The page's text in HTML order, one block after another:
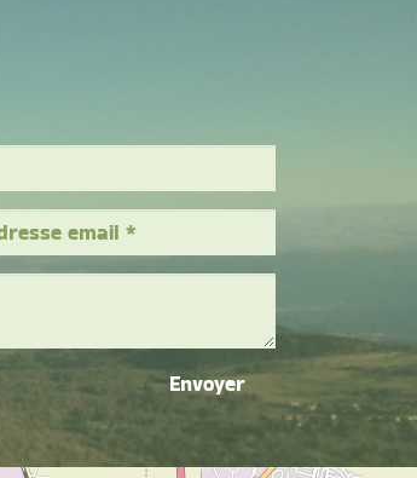
Envoyer